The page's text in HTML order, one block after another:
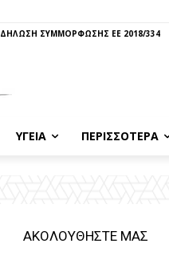
ΔΗΛΩΣΗ ΣΥΜΜΟΡΦΩΣΗΣ ΕΕ 2018/334
ΥΓΕΊΑ ΠΕΡΙΣΣΟΤΕΡΑ
ΑΚΟΛΟΥΘΗΣΤΕ ΜΑΣ